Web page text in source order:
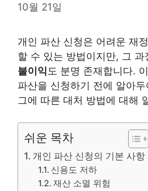
10월 21일
개인 파산 신청은 어려운 재
할 수 있는 방법이지만, 그
불이익 도 분명 존재합니다.
파산을 신청하기 전에 알아
그에 따른 대처 방법에 대해
쉬운 목차
개인 파산 신청의 기본 사항
신용도 저하
재산 소멸 위험